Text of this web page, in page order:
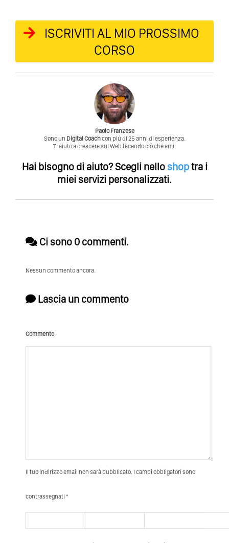
ISCRIVITI AL MIO PROSSIMO
CORSO
Paolo Franzese
Sono un Digital Coachcon piú di 25 anni di esperienza.
Ti aiuto a crescere sul Web facendo ció che ami.
Hai bisogno di aiuto?Scegli nello shoptra i
miei servizi personalizzati.
Ci sono 0 commenti.
Nessun commento ancora.
Lascia un commento
Commento
Il tuo indirizzo email non sarà pubblicato. I campi obbligatori sono
contrassegnati *